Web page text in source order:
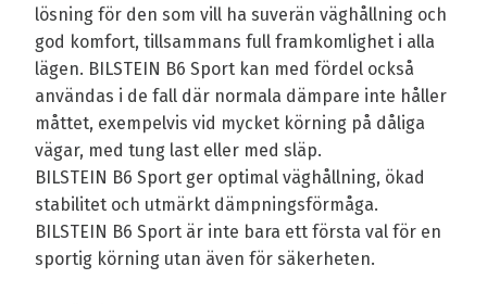
lösning för den som vill ha suverän väghållning och
god komfort, tillsammans full framkomlighet i alla
lägen. BILSTEIN B6 Sport kan med fördel också
användas i de fall där normala dämpare inte håller
måttet, exempelvis vid mycket körning på dåliga
vägar, med tung last eller med släp.
BILSTEIN B6 Sport ger optimal väghållning, ökad
stabilitet och utmärkt dämpningsförmåga.
BILSTEIN B6 Sport är inte bara ett första val för en
sportig körning utan även för säkerheten.